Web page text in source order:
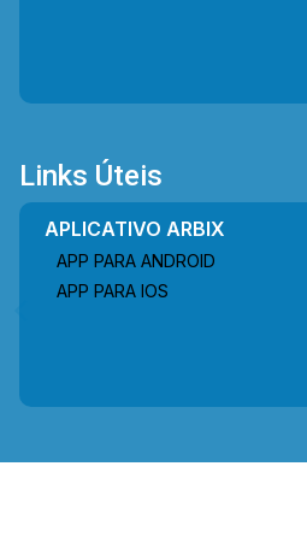
Links Úteis
APLICATIVO ARBIX
APP PARA ANDROID
APP PARA IOS